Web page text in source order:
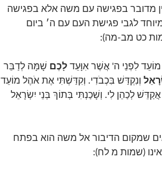
מדובר בפגישה עם משה אלא בפגישה
לגבי פגישת העם עם ה׳ ביום
כט מב-מה):
לִפְנֵי ה' אֲשֶׁר אִוָּעֵד לָכֶם שָׁמָּה לְדַבֵּר
וְנִקְדַּשׁ בִּכְבֹדִי. וְקִדַּשְׁתִּי אֶת אֹהֶל מוֹעֵד
לְכַהֵן לִי. וְשָׁכַנְתִּי בְּתוֹךְ בְּנֵי יִשְׂרָאֵל
שמקום הדיבור אל משה הוא בפתח
(שמות מ לח):